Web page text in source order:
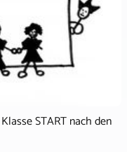
START nach den